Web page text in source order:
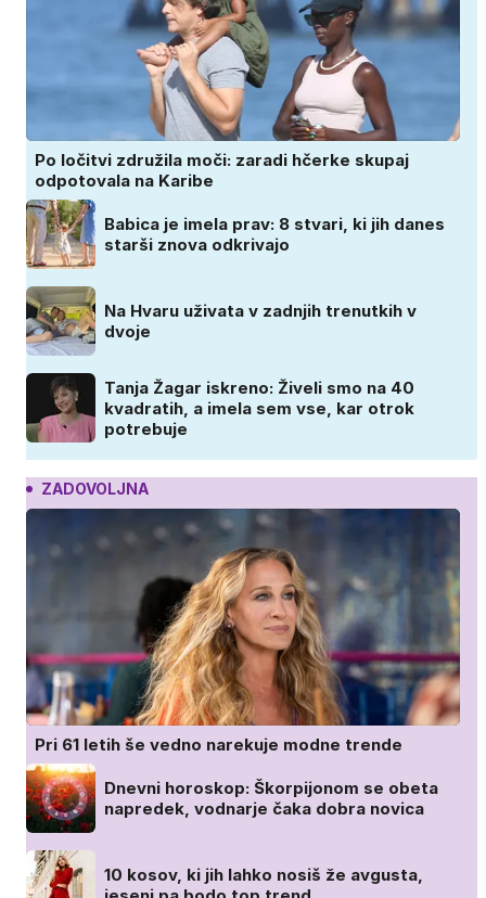
Po ločitvi združila moči: zaradi hčerke skupaj
odpotovala na Karibe
Babica je imela prav: 8 stvari, ki jih danes
starši znova odkrivajo
Na Hvaru uživata v zadnjih trenutkih v
dvoje
Tanja Žagar iskreno: Živeli smo na 40
kvadratih, a imela sem vse, kar otrok
potrebuje
ZADOVOLJNA
Pri 61 letih še vedno narekuje modne trende
Dnevni horoskop: Škorpijonom se obeta
napredek, vodnarje čaka dobra novica
10 kosov, ki jih lahko nosiš že avgusta,